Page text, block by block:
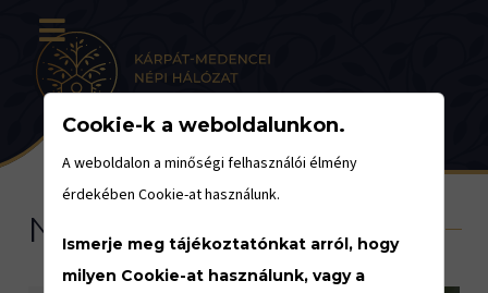
Nemzeti Kulturális Alap
Cookie-k a weboldalunkon.
A weboldalon a minőségi felhasználói élmény
érdekében Cookie-at használunk.
Ismerje meg tájékoztatónkat arról, hogy
milyen Cookie-at használunk, vagy a